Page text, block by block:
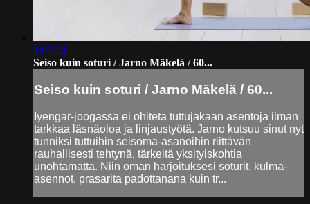
1:00:34
Seiso kuin soturi / Jarno Mäkelä / 60...
Seiso kuin soturi / Jarno Mäkelä / 60...
Iyengar-joogassa ei ohiteta tuttujakaan asentoja ilman
tarkkaa läsnäoloa ja linjaustyötä. Jarno kutsuu sinut nyt
tunniksi tuttuihin seisoma-asanoihin riittävän
rauhallisesti tehtynä, tärkeitä yksityiskohtia
unohtamatta. Niin oman harjoituksesi soturit, kulma-
asennot, prasarita padottanana kuin tr...